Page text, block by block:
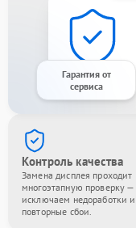
Гарантия от
сервиса
Контроль качества
Замена дисплея проходит
многоэтапную проверку —
исключаем недоработки и
повторные сбои.